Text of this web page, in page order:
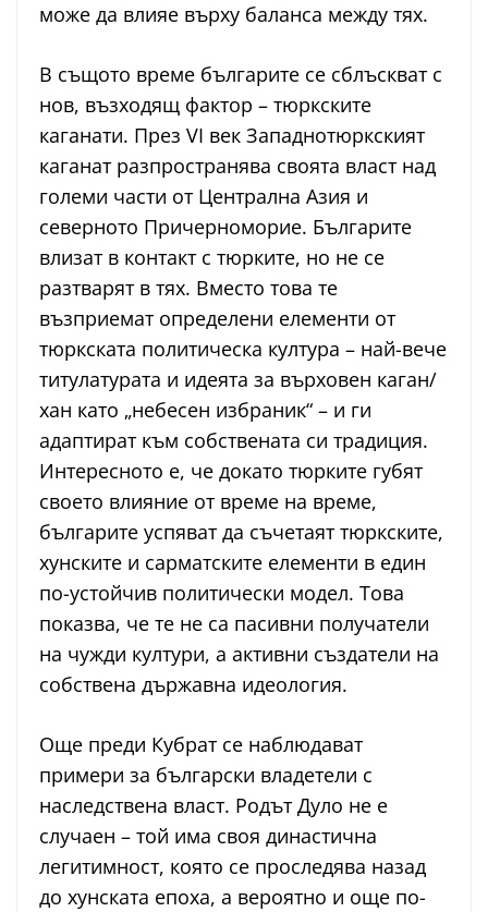
може да влияе върху баланса между тях.
В същото време българите се сблъскват с
нов, възходящ фактор – тюркските
каганати. През VI век Западнотюркският
каганат разпространява своята власт над
големи части от Централна Азия и
северното Причерноморие. Българите
влизат в контакт с тюрките, но не се
разтварят в тях. Вместо това те
възприемат определени елементи от
тюркската политическа култура – най-вече
титулатурата и идеята за върховен каган/
хан като „небесен избраник“ – и ги
адаптират към собствената си традиция.
Интересното е, че докато тюрките губят
своето влияние от време на време,
българите успяват да съчетаят тюркските,
хунските и сарматските елементи в един
по-устойчив политически модел. Това
показва, че те не са пасивни получатели
на чужди култури, а активни създатели на
собствена държавна идеология.
Още преди Кубрат се наблюдават
примери за български владетели с
наследствена власт. Родът Дуло не е
случаен – той има своя династична
легитимност, която се проследява назад
до хунската епоха, а вероятно и още по-